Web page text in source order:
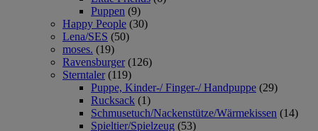
Puppen (9)
Happy People (30)
Lena/SES (50)
moses. (19)
Ravensburger (126)
Sterntaler (119)
Puppe, Kinder-/ Finger-/ Handpuppe (29)
Rucksack (1)
Schmusetuch/Nackenstütze/Wärmekissen (14)
Spieltier/Spielzeug (53)